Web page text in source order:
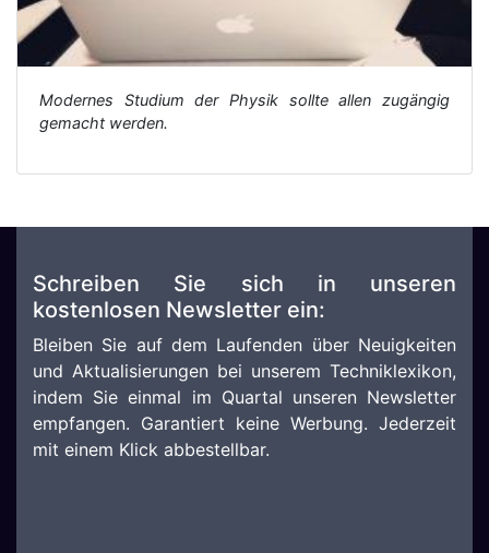
Modernes Studium der Physik sollte allen zugängig
gemacht werden.
Schreiben Sie sich in unseren
kostenlosen Newsletter ein:
Bleiben Sie auf dem Laufenden über Neuigkeiten
und Aktualisierungen bei unserem Techniklexikon,
indem Sie einmal im Quartal unseren Newsletter
empfangen. Garantiert keine Werbung. Jederzeit
mit einem Klick abbestellbar.